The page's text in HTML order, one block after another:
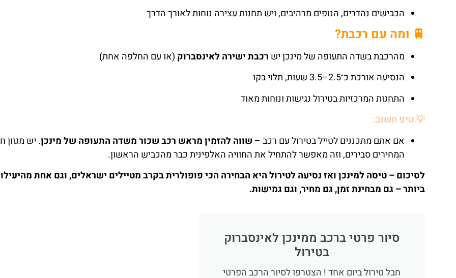
הכבישים נהדרים, הנופים מרהיבים, ויש תחנות עצירה נוחות לאורך הדרך
🚆 ומה עם רכבת?
מהרכבת בשדה התעופה של מינכן יש רכבת ישירה לאינסברוק (או עם החלפה אחת)
הנסיעה אורכת כ־2.5–3.5 שעות, תלוי בקו
התחנות המרכזיות בטירול נגישות ונוחות מאוד
💡 טיפ חשוב:
אם אתם מתכננים לטייל בטירול עם רכב – שווה להזמין מראש רכב שכור משדה התעופה של מינכן. יש מגוון
המחירים סבירים, וזה מאפשר להתחיל את החוויה האלפינית כבר מהכביש הראשון.
לסיכום – טיסה למינכן ואז נסיעה לטירול היא הבחירה הכי פופולרית בקרב מטיילים ישראלים, וגם אחת
ביותר – גם מבחינת זמן, גם מחיר, וגם גמישות.
סיור פרטי ברכב ממינכן לאינסברוק
בטירול
חבל טירול ביום אחד ! הצטרפו לסיור הרכב הפרטי